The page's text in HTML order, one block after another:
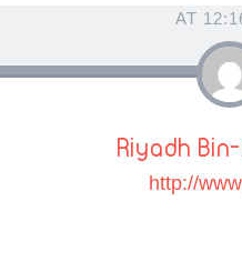
Riyadh
http://